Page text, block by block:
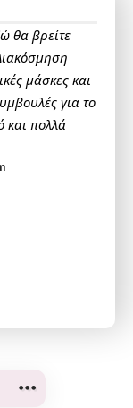
θα βρείτε
μάσκες και
για το
και πολλά